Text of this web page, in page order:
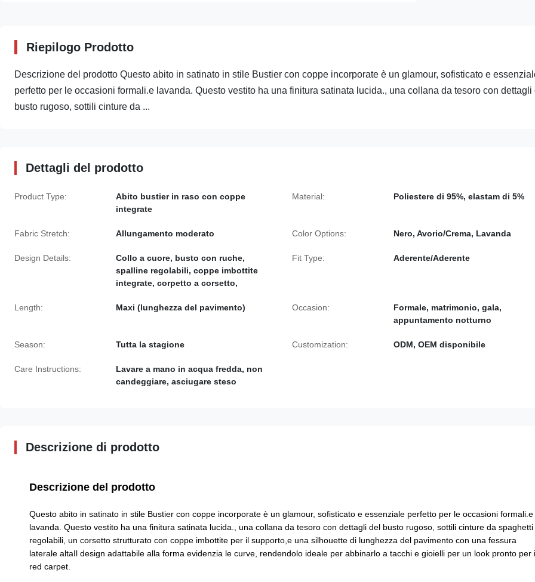
Riepilogo Prodotto
Descrizione del prodotto Questo abito in satinato in stile Bustier con coppe incorporate è un glamour, sofisticato e
perfetto per le occasioni formali.e lavanda. Questo vestito ha una finitura satinata lucida., una collana da tesoro con dettagli
busto rugoso, sottili cinture da ...
Dettagli del prodotto
Product Type:
Abito bustier in raso con coppe
integrate
Material: Poliestere di 95%, elastam di 5%
Fabric Stretch: Allungamento moderato Color Options: Nero, Avorio/Crema, Lavanda
Design Details:
Collo a cuore, busto con ruche,
spalline regolabili, coppe imbottite
integrate, corpetto a corsetto,
Fit Type: Aderente/Aderente
Length: Maxi (lunghezza del pavimento) Occasion:
Formale, matrimonio, gala,
appuntamento notturno
Season: Tutta la stagione Customization: ODM, OEM disponibile
Care Instructions:
Lavare a mano in acqua fredda, non
candeggiare, asciugare steso
Descrizione di prodotto
Descrizione del prodotto
Questo abito in satinato in stile Bustier con coppe incorporate è un glamour, sofisticato e essenziale perfetto per le occasioni formali.e
lavanda. Questo vestito ha una finitura satinata lucida., una collana da tesoro con dettagli del busto rugoso, sottili cinture da spaghetti
regolabili, un corsetto strutturato con coppe imbottite per il supporto,e una silhouette di lunghezza del pavimento con una fessura
laterale altaIl design adattabile alla forma evidenzia le curve, rendendolo ideale per abbinarlo a tacchi e gioielli per un look pronto per
red carpet.